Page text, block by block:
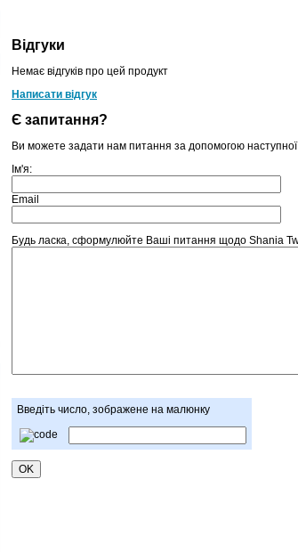
Відгуки
Немає відгуків про цей продукт
Написати відгук
Є запитання?
Ви можете задати нам питання за допомогою
Ім'я:
Email
Будь ласка, сформулюйте Ваші питання щодо Shania
Введіть число, зображене на малюнку